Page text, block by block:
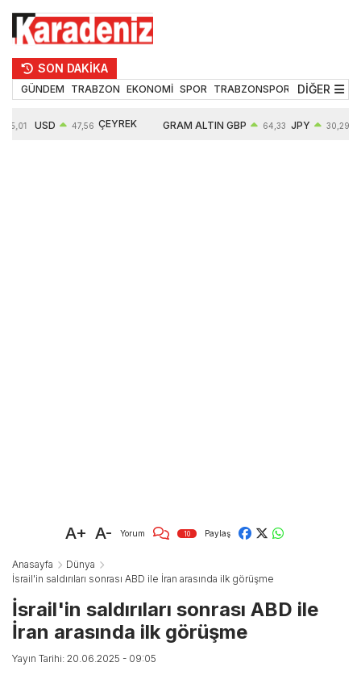
SON DAKİKA
GÜNDEM TRABZON EKONOMİ SPOR TRABZONSPOR TEKNOLOJİ
DİĞER
55,01 USD 47,56 ÇEYREK GRAM ALTIN GBP 64,33 JPY 30,29
A+ A- Yorum 10 Paylaş
Anasayfa
Dünya
İsrail'in saldırıları sonrası ABD ile İran arasında ilk görüşme
İsrail'in saldırıları sonrası ABD ile
İran arasında ilk görüşme
Yayın Tarihi: 20.06.2025 - 09:05